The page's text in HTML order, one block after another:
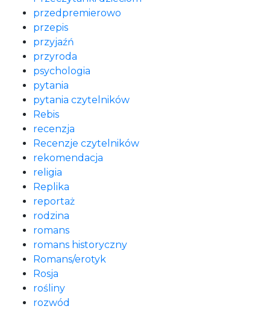
przedpremierowo
przepis
przyjaźń
przyroda
psychologia
pytania
pytania czytelników
Rebis
recenzja
Recenzje czytelników
rekomendacja
religia
Replika
reportaż
rodzina
romans
romans historyczny
Romans/erotyk
Rosja
rośliny
rozwód